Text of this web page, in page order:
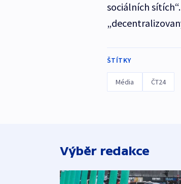
sociálních
ŠTÍTKY
Média ČT24
Výběr redakce